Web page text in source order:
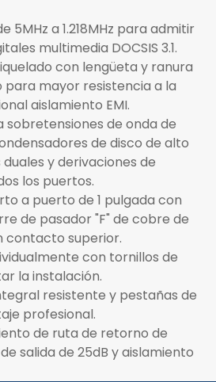
5MHz a 1.218MHz para admitir
multimedia DOCSIS 3.1.
con lengüeta y ranura
para mayor resistencia a la
aislamiento EMI.
de onda de
de disco de alto
y derivaciones de
los puertos.
a puerto de 1 pulgada con
de pasador "F" de cobre de
contacto superior.
con tornillos de
la instalación.
resistente y pestañas de
profesional.
de ruta de retorno de
salida de 25dB y aislamiento